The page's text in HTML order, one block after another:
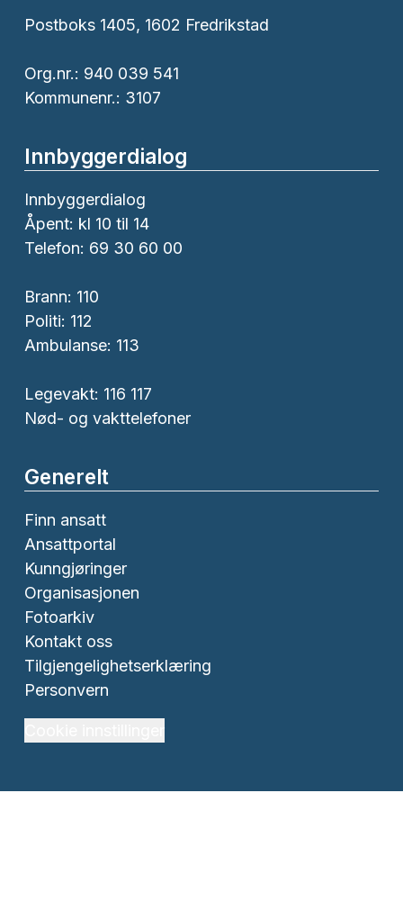
Postboks 1405, 1602 Fredrikstad
Org.nr.: 940 039 541
Kommunenr.: 3107
Innbyggerdialog
Innbyggerdialog
Åpent: kl 10 til 14
Telefon: 69 30 60 00
Brann: 110
Politi: 112
Ambulanse: 113
Legevakt: 116 117
Nød- og vakttelefoner
Generelt
Finn ansatt
Ansattportal
Kunngjøringer
Organisasjonen
Fotoarkiv
Kontakt oss
Tilgjengelighetserklæring
Personvern